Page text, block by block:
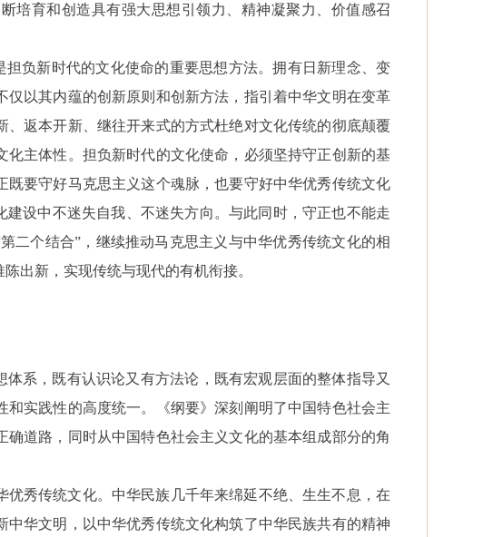
培育和创造具有强大思想引领力、精神凝聚力、价值感召
担负新时代的文化使命的重要思想方法。拥有日新理念、变
以其内蕴的创新原则和创新方法，指引着中华文明在变革
返本开新、继往开来式的方式杜绝对文化传统的彻底颠覆
主体性。担负新时代的文化使命，必须坚持守正创新的基
要守好马克思主义这个魂脉，也要守好中华优秀传统文化
设中不迷失自我、不迷失方向。与此同时，守正也不能走
二个结合”，继续推动马克思主义与中华优秀传统文化的相
出新，实现传统与现代的有机衔接。
体系，既有认识论又有方法论，既有宏观层面的整体指导又
实践性的高度统一。《纲要》深刻阐明了中国特色社会主
道路，同时从中国特色社会主义文化的基本组成部分的角
秀传统文化。中华民族几千年来绵延不绝、生生不息，在
华文明，以中华优秀传统文化构筑了中华民族共有的精神